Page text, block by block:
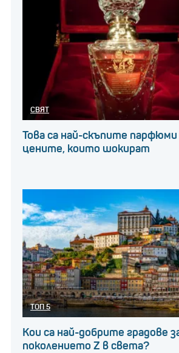
СВЯТ
Това са най-скъпите
цените, които шокират
ТОП 5
Кои са най-добрите градове
поколението Z в света?